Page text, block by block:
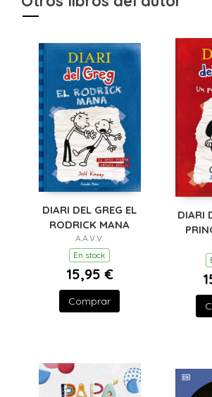
DIARI DEL GREG EL
RODRICK MANA
A.A.V.V.
En stock
15,95 €
Comprar
DIARI